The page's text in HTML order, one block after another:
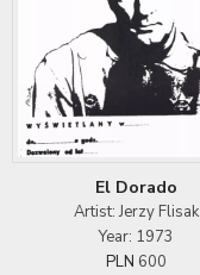
El Dorado
Artist: Jerzy Flisak
Year: 1973
PLN 600